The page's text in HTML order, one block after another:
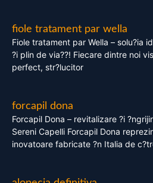
fiole tratament par wella
Fiole tratament par Wella – solu?ia
?i plin de via??! Fiecare dintre noi
perfect, str?lucitor
forcapil dona
Forcapil Dona – revitalizare ?i
Sereni Capelli Forcapil Dona
inovatoare fabricate ?n Italia de